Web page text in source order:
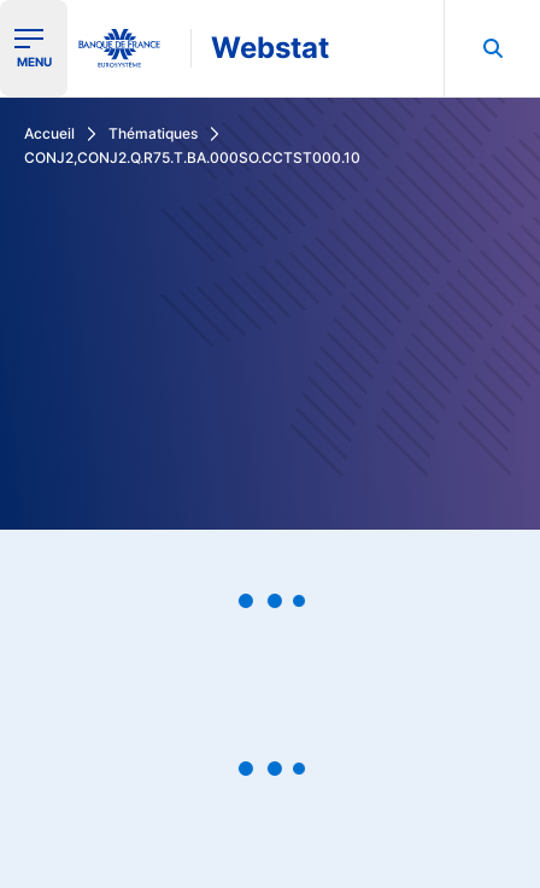
Ouvrir le menu de navigation
MENU Webstat
Accueil
Thématiques
CONJ2,CONJ2.Q.R75.T.BA.000SO.CCTST000.10